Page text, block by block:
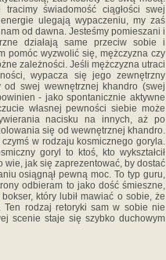
świadomość ciągłości swej
ulegają wypaczeniu, my zaś
od dawna. Jesteśmy pomieszani i
działają same przeciw sobie i
pomóc wyzwolić się, mężczyzna czy
zależności. Jeśli mężczyzna utraci
wypacza się jego zewnętrzny
swej wewnętrznej khandro (swej
- jako spontanicznie aktywne
własnej pewności siebie może
nacisku na innych, aż po
się od wewnętrznej khandro.
w rodzaju kosmicznego goryla.
goryl to ktoś, kto wykształcił
wie, jak się zaprezentować, by dostać
osiągnął pewną moc. To typ guru,
odbieram to jako dość śmieszne,
który lubił mawiać o sobie, że
Ten rodzaj retoryki sam w sobie nie
scenie staje się szybko duchowym